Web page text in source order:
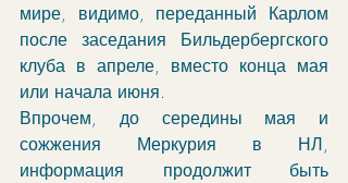
мире, видимо, переданный Карлом
после заседания Бильдербергского
клуба в апреле, вместо конца мая
или начала июня.
Впрочем, до середины мая и
сожжения Меркурия в НЛ,
информация продолжит быть